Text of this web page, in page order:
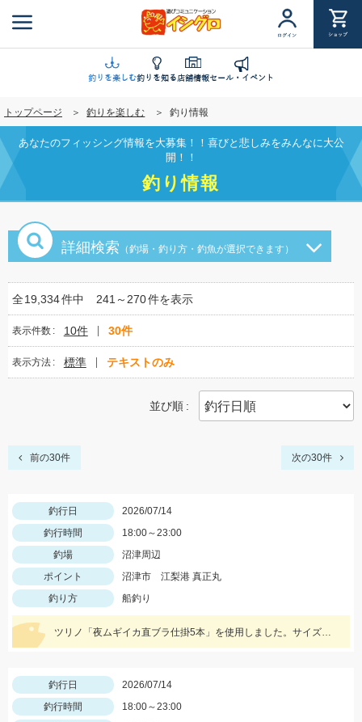
ン
に
移
動
ログイン ショップ
釣りを楽しむ釣りを知る店舗情報セール・イベント
トップページ 釣りを楽しむ 釣り情報
あなたのフィッシング情報を大募集！！喜びと悲しみをみんなに大公
開！！
釣り情報
詳細検索 （釣場・釣り方・釣魚が選択できます）
全19,334件中 241～270件を表示
表示件数 10件 30件
表示方法 標準 テキストのみ
並び順
前の30件 次の30件
釣行日
2026/07/14
釣行時間
18:00～23:00
釣場
沼津周辺
ポイント
沼津市 江梨港 真正丸
釣り方
船釣り
ツリノ「夜ムギイカ直ブラ仕掛5本」を使用しました。サイズは良いですが、なかなか難しい展開でした。今後の釣果に期待したいです。
釣行日
2026/07/14
釣行時間
18:00～23:00